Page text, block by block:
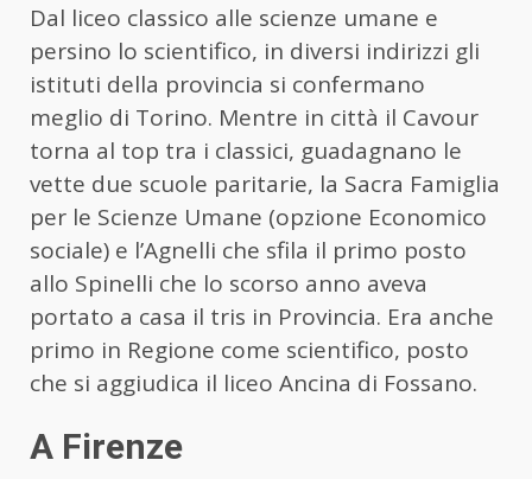
Dal liceo classico alle scienze umane e
persino lo scientifico, in diversi indirizzi gli
istituti della provincia si confermano
meglio di Torino. Mentre in città il Cavour
torna al top tra i classici, guadagnano le
vette due scuole paritarie, la Sacra Famiglia
per le Scienze Umane (opzione Economico
sociale) e l’Agnelli che sfila il primo posto
allo Spinelli che lo scorso anno aveva
portato a casa il tris in Provincia. Era anche
primo in Regione come scientifico, posto
che si aggiudica il liceo Ancina di Fossano.
A Firenze